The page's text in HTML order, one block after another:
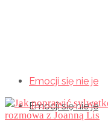
Emocji się nie je
Emocji się nie je